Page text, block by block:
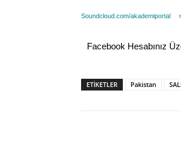
Soundcloud.com/akademiportal
Facebook Hesabınız
ETİKETLER Pakistan